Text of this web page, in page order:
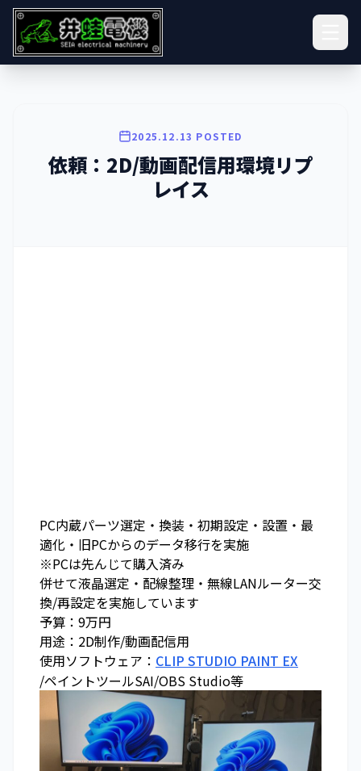
2025.12.13 POSTED
依頼：2D/動画配信用環境リプ
レイス
PC内蔵パーツ選定・換装・初期設定・設置・最
適化・旧PCからのデータ移行を実施
※PCは先んじて購入済み
併せて液晶選定・配線整理・無線LANルーター交
換/再設定を実施しています
予算：9万円
用途：2D制作/動画配信用
使用ソフトウェア： CLIP STUDIO PAINT EX
/ペイントツールSAI/OBS Studio等